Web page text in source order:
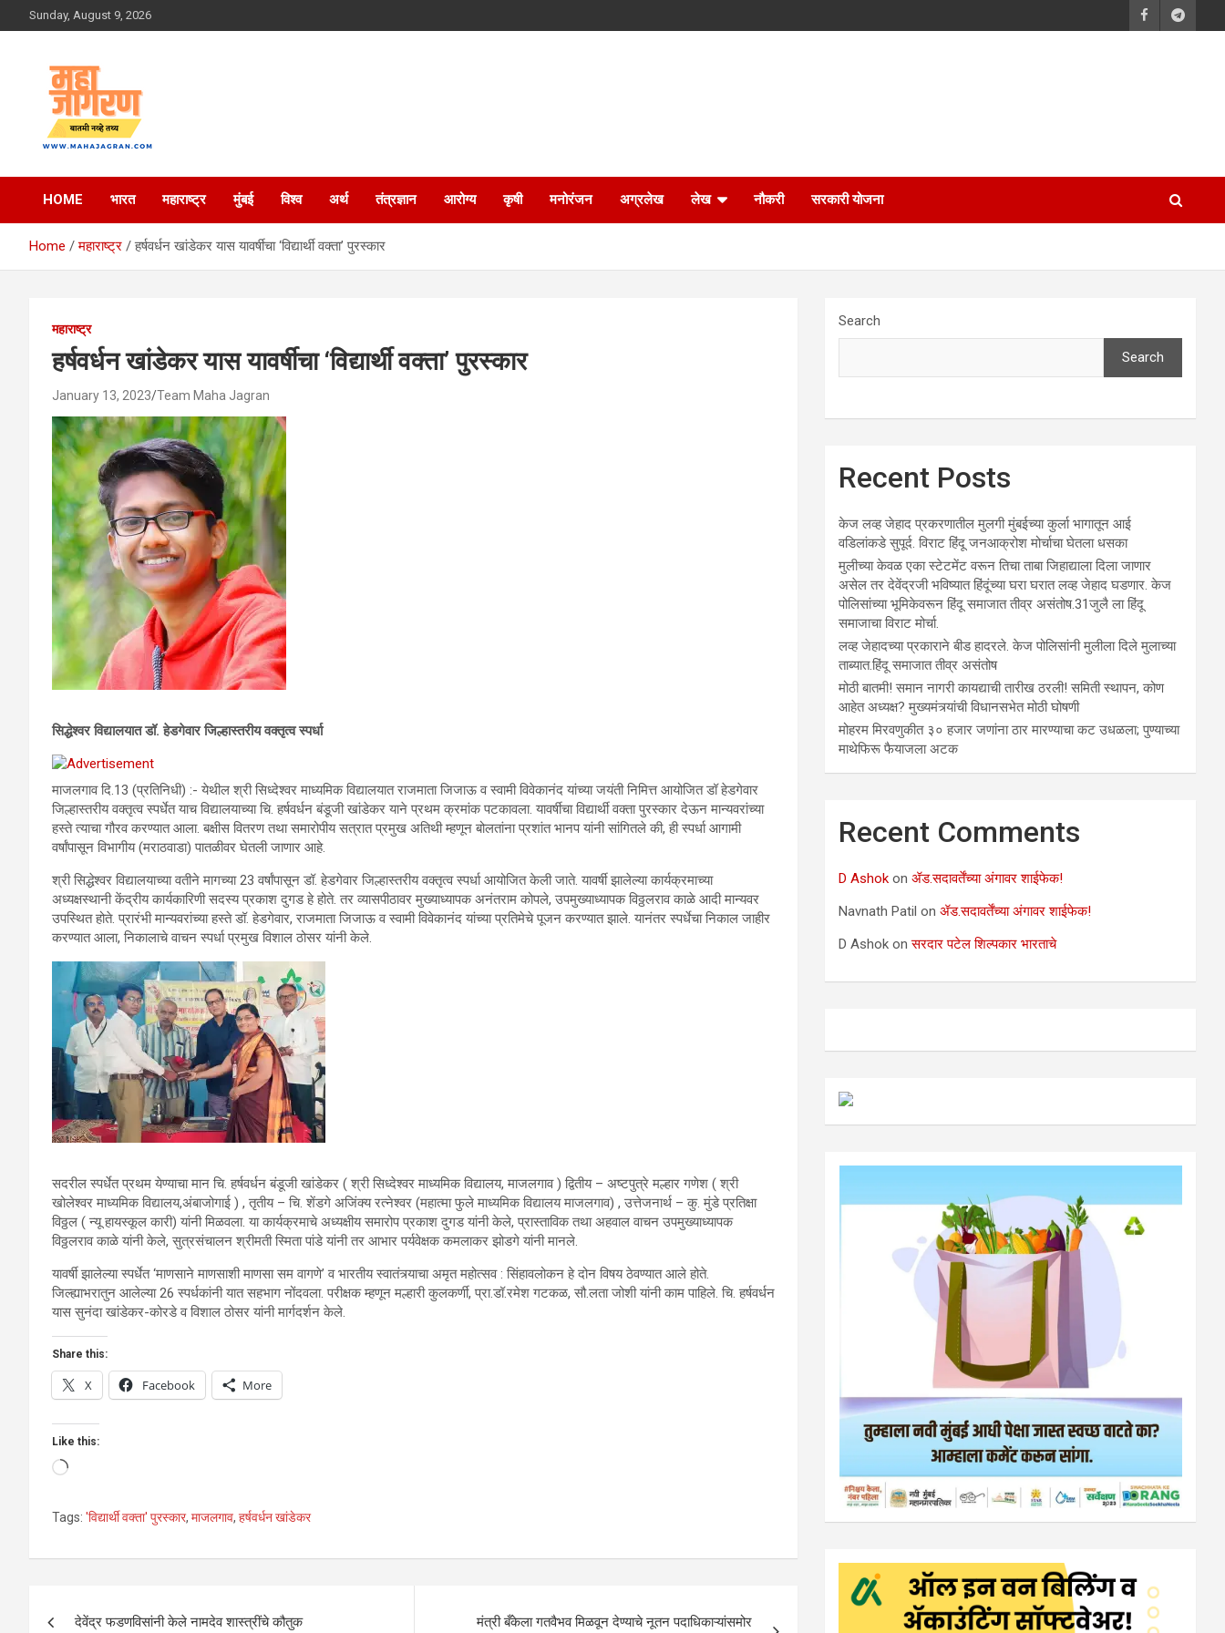
to
Sunday, August 9, 2026
महा जागरण
HOME भारत महाराष्ट्र मुंबई विश्व अर्थ तंत्रज्ञान आरोग्य कृषी मनोरंजन अग्रलेख लेख नौकरी सरकारी योजना
Home महाराष्ट्र हर्षवर्धन खांडेकर यास यावर्षीचा ‘विद्यार्थी वक्ता’ पुरस्कार
महाराष्ट्र
हर्षवर्धन खांडेकर यास यावर्षीचा ‘विद्यार्थी वक्ता’ पुरस्कार
January 13, 2023 Team Maha Jagran
सिद्धेश्वर विद्यालयात डॉ. हेडगेवार जिल्हास्तरीय वक्तृत्व स्पर्धा
माजलगाव दि.13 (प्रतिनिधी) :- येथील श्री सिध्देश्वर माध्यमिक विद्यालयात राजमाता जिजाऊ व स्वामी विवेकानंद यांच्या जयंती निमित्त आयोजित डॉ हेडगेवार
जिल्हास्तरीय वक्तृत्व स्पर्धेत याच विद्यालयाच्या चि. हर्षवर्धन बंडूजी खांडेकर याने प्रथम क्रमांक पटकावला. यावर्षीचा विद्यार्थी वक्ता पुरस्कार देऊन मान्यवरांच्या
हस्ते त्याचा गौरव करण्यात आला. बक्षीस वितरण तथा समारोपीय सत्रात प्रमुख अतिथी म्हणून बोलतांना प्रशांत भानप यांनी सांगितले की, ही स्पर्धा आगामी
वर्षांपासून विभागीय (मराठवाडा) पातळीवर घेतली जाणार आहे.
श्री सिद्धेश्वर विद्यालयाच्या वतीने मागच्या 23 वर्षांपासून डॉ. हेडगेवार जिल्हास्तरीय वक्तृत्व स्पर्धा आयोजित केली जाते. यावर्षी झालेल्या कार्यक्रमाच्या
अध्यक्षस्थानी केंद्रीय कार्यकारिणी सदस्य प्रकाश दुगड हे होते. तर व्यासपीठावर मुख्याध्यापक अनंतराम कोपले, उपमुख्याध्यापक विठ्ठलराव काळे आदी मान्यवर
उपस्थित होते. प्रारंभी मान्यवरांच्या हस्ते डॉ. हेडगेवार, राजमाता जिजाऊ व स्वामी विवेकानंद यांच्या प्रतिमेचे पूजन करण्यात झाले. यानंतर स्पर्धेचा निकाल जाहीर
करण्यात आला, निकालाचे वाचन स्पर्धा प्रमुख विशाल ठोसर यांनी केले.
सदरील स्पर्धेत प्रथम येण्याचा मान चि. हर्षवर्धन बंडूजी खांडेकर ( श्री सिध्देश्वर माध्यमिक विद्यालय, माजलगाव ) द्वितीय – अष्टपुत्रे मल्हार गणेश ( श्री
खोलेश्वर माध्यमिक विद्यालय,अंबाजोगाई ) , तृतीय – चि. शेंडगे अजिंक्य रत्नेश्वर (महात्मा फुले माध्यमिक विद्यालय माजलगाव) , उत्तेजनार्थ – कु. मुंडे प्रतिक्षा
विठ्ठल ( न्यू हायस्कूल कारी) यांनी मिळवला. या कार्यक्रमाचे अध्यक्षीय समारोप प्रकाश दुगड यांनी केले, प्रास्ताविक तथा अहवाल वाचन उपमुख्याध्यापक
विठ्ठलराव काळे यांनी केले, सुत्रसंचालन श्रीमती स्मिता पांडे यांनी तर आभार पर्यवेक्षक कमलाकर झोडगे यांनी मानले.
यावर्षी झालेल्या स्पर्धेत ‘माणसाने माणसाशी माणसा सम वागणे’ व भारतीय स्वातंत्र्याचा अमृत महोत्सव : सिंहावलोकन हे दोन विषय ठेवण्यात आले होते.
जिल्ह्याभरातुन आलेल्या 26 स्पर्धकांनी यात सहभाग नोंदवला. परीक्षक म्हणून मल्हारी कुलकर्णी, प्रा.डॉ.रमेश गटकळ, सौ.लता जोशी यांनी काम पाहिले. चि. हर्षवर्धन
यास सुनंदा खांडेकर-कोरडे व विशाल ठोसर यांनी मार्गदर्शन केले.
Share this:
X Facebook More
Like this:
Loading…
Tags: 'विद्यार्थी वक्ता' पुरस्कार, माजलगाव, हर्षवर्धन खांडेकर
देवेंद्र फडणविसांनी केले नामदेव शास्त्रींचे कौतुक
मंत्री बँकेला गतवैभव मिळवून देण्याचे नूतन पदाधिकाऱ्यांसमोर
Search
Search
Recent Posts
केज लव्ह जेहाद प्रकरणातील मुलगी मुंबईच्या कुर्ला भागातून आई
वडिलांकडे सुपूर्द. विराट हिंदू जनआक्रोश मोर्चाचा घेतला धसका
मुलीच्या केवळ एका स्टेटमेंट वरून तिचा ताबा जिहाद्याला दिला जाणार
असेल तर देवेंद्रजी भविष्यात हिंदूंच्या घरा घरात लव्ह जेहाद घडणार. केज
पोलिसांच्या भूमिकेवरून हिंदू समाजात तीव्र असंतोष.31जुलै ला हिंदू
समाजाचा विराट मोर्चा.
लव्ह जेहादच्या प्रकाराने बीड हादरले. केज पोलिसांनी मुलीला दिले मुलाच्या
ताब्यात.हिंदू समाजात तीव्र असंतोष
मोठी बातमी! समान नागरी कायद्याची तारीख ठरली! समिती स्थापन, कोण
आहेत अध्यक्ष? मुख्यमंत्र्यांची विधानसभेत मोठी घोषणी
मोहरम मिरवणुकीत ३० हजार जणांना ठार मारण्‍याचा कट उधळला; पुण्‍याच्‍या
माथेफिरू फैयाजला अटक
Recent Comments
D Ashok onॲड.सदावर्तेंच्या अंगावर शाईफेक!
Navnath Patil onॲड.सदावर्तेंच्या अंगावर शाईफेक!
D Ashok onसरदार पटेल शिल्पकार भारताचे